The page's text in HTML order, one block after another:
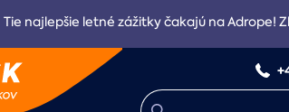
Tie najlepšie letné zážitky čakajú na Adrope!